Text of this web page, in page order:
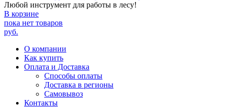
Любой инструмент для работы в лесу!
В корзине
пока нет товаров
руб.
О компании
Как купить
Оплата и Доставка
Способы оплаты
Доставка в регионы
Самовывоз
Контакты